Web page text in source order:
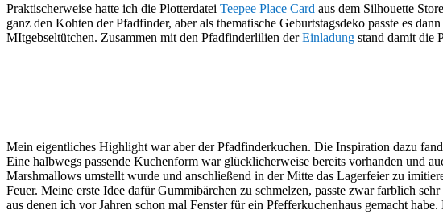
Praktischerweise hatte ich die Plotterdatei Teepee Place Card aus dem Silhouette
ganz den Kohten der Pfadfinder, aber als thematische Geburtstagsdeko passte es
MItgebseltütchen. Zusammen mit den Pfadfinderlilien derEinladung stand damit die
Mein eigentliches Highlight war aber der Pfadfinderkuchen. Die Inspiration dazu
Eine halbwegs passende Kuchenform war glücklicherweise bereits vorhanden und
Marshmallows umstellt wurde und anschließend in der Mitte das Lagerfeier zu
Feuer. Meine erste Idee dafür Gummibärchen zu schmelzen, passte zwar farblich
aus denen ich vor Jahren schon mal Fenster für ein Pfefferkuchenhaus gemacht